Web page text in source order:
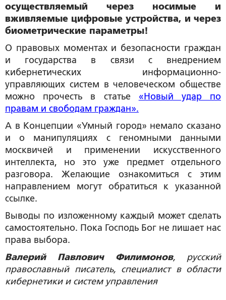
осуществляемый через носимые и
вживляемые цифровые устройства, и через
биометрические параметры!
О правовых моментах и безопасности граждан
и государства в связи с внедрением
кибернетических информационно-
управляющих систем в человеческом обществе
можно прочесть в статье «Новый удар по
правам и свободам граждан».
А в Концепции «Умный город» немало сказано
и о манипуляциях с геномными данными
москвичей и применении искусственного
интеллекта, но это уже предмет отдельного
разговора. Желающие ознакомиться с этим
направлением могут обратиться к указанной
ссылке.
Выводы по изложенному каждый может сделать
самостоятельно. Пока Господь Бог не лишает нас
права выбора.
Валерий Павлович Филимонов, русский
православный писатель, специалист в области
кибернетики и систем управления